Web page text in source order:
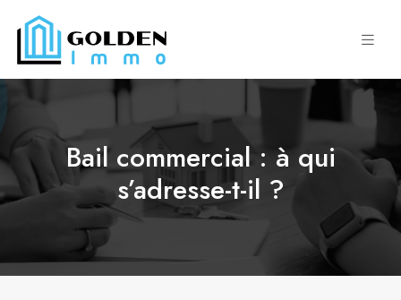
Bail commercial : à qui
s’adresse-t-il ?